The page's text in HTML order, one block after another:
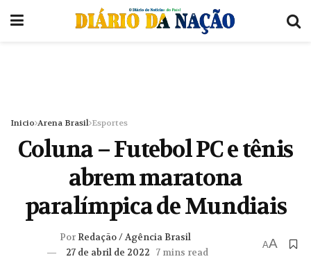
Inicio Arena Brasil Esportes
Coluna – Futebol PC e tênis
abrem maratona
paralímpica de Mundiais
PorRedação / Agência Brasil
27 de abril de 2022 7 mins read
AA